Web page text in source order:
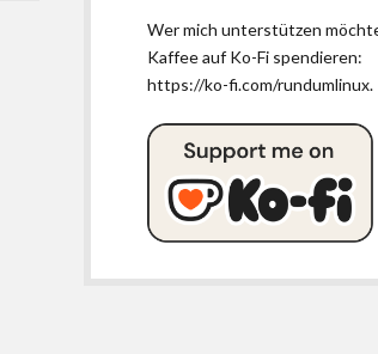
Wer mich unterstützen
Kaffee auf Ko-Fi spendieren:
https://ko-fi.com/rundumlinux.